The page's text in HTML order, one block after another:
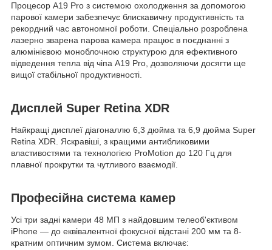
Процесор A19 Pro з системою охолодження за допомогою
парової камери забезпечує блискавичну продуктивність та
рекордний час автономної роботи. Спеціально розроблена
лазерно зварена парова камера працює в поєднанні з
алюмінієвою моноблочною структурою для ефективного
відведення тепла від чіпа A19 Pro, дозволяючи досягти ще
вищої стабільної продуктивності.
Дисплей Super Retina XDR
Найкращі дисплеї діагоналлю 6,3 дюйма та 6,9 дюйма Super
Retina XDR. Яскравіші, з кращими антибликовими
властивостями та технологією ProMotion до 120 Гц для
плавної прокрутки та чутливого взаємодії.
Професійна система камер
Усі три задні камери 48 МП з найдовшим телеоб'єктивом
iPhone — до еквівалентної фокусної відстані 200 мм та 8-
кратним оптичним зумом. Система включає: